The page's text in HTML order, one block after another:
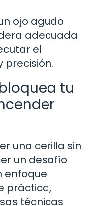
ojo agudo
adecuada
el
precisión.
tu
una cerilla sin
un desafío
enfoque
práctica,
técnicas